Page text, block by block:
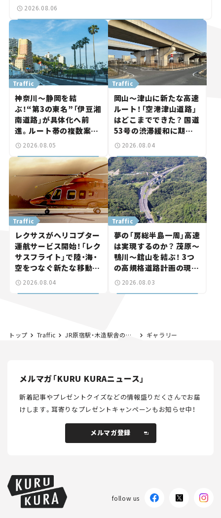
2026.08.06
神奈川～静岡を結
ぶ！“第3の東名”「伊豆湘
南道路」が具体化へ前
進。ルート帯の複数案検
討へ。熱海まで信号ゼロ
道路計画】
Traffic
2026.08.05
岡山～津山に新たな高速
ルート！「空港津山道路」
はどこまでできた？ 国道
53号の渋滞緩和に期待。
岡山市側でも動きが【い
Traffic
2026.08.04
レクサスがヘリコプター
運航サービス開始！「レク
サスフライト」で陸・海・
空をつなぐ新たな移動体
験とは
Traffic
2026.08.04
夢の「房総半島一周」高速
は実現するのか？ 茂原～
鴨川～館山を結ぶ！ 3つ
の高規格道路計画の現
状。「館山鴨川道路」で検
Traffic
2026.08.03
トップ Traffic JR原宿駅・木造駅舎の解体が決定。新駅舎は来年3月21日から。 ギャラリー
メルマガ「KURU KURAニュース」
新着記事やプレゼントクイズなどの情報盛りだくさんでお届
けします。耳寄りなプレゼントキャンペーンもお知らせ中！
メルマガ登録
follow us